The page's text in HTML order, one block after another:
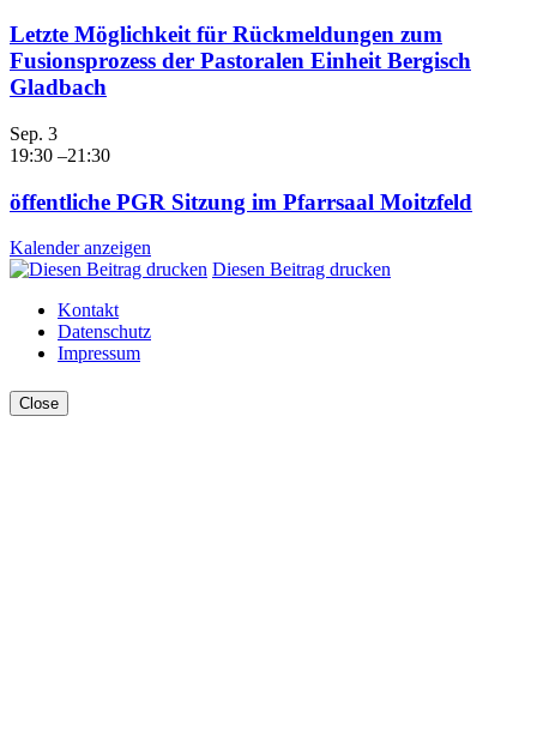
Letzte Möglichkeit für Rückmeldungen zum
Fusionsprozess der Pastoralen Einheit Bergisch
Gladbach
Sep. 3
19:30 –21:30
öffentliche PGR Sitzung im Pfarrsaal Moitzfeld
Kalender anzeigen
Diesen Beitrag drucken
Kontakt
Datenschutz
Impressum
Close